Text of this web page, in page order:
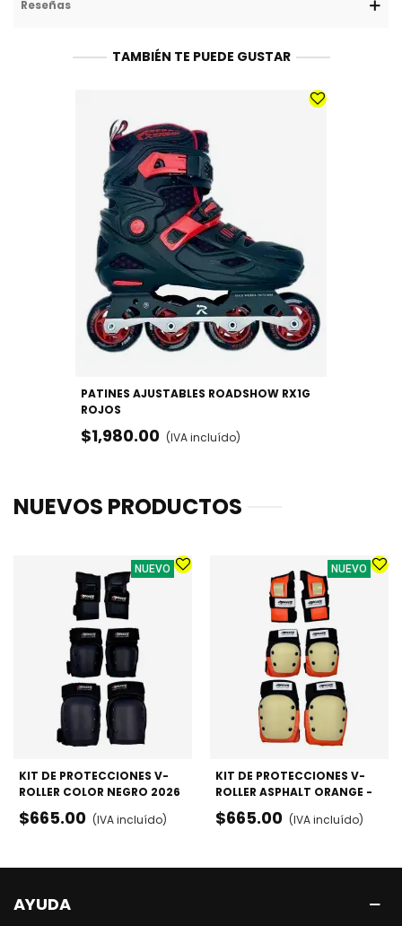
Reseñas
TAMBIÉN TE PUEDE GUSTAR
PATINES AJUSTABLES ROADSHOW RX1G
ROJOS
$1,980.00 (IVA incluído)
NUEVOS PRODUCTOS
NUEVO
KIT DE PROTECCIONES V-
ROLLER COLOR NEGRO 2026
- RODILLERAS, CODERAS Y
MUÑEQUERAS
$665.00 (IVA incluído)
NUEVO
KIT DE PROTECCIONES V-
ROLLER ASPHALT ORANGE -
RODILLERAS, CODERAS Y
MUÑEQUERAS
$665.00 (IVA incluído)
AYUDA